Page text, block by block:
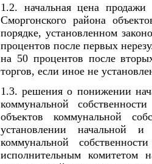
1.2. начальная цена продажи
Сморгонского района
порядке, установленном
процентов после первых
на 50 процентов после
торгов, если иное не
1.3. решения о понижении
коммунальной
объектов коммунальной
установлении начальной
коммунальной
исполнительным комитетом